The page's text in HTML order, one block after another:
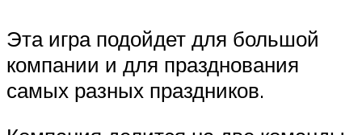
Эта игра подойдет для большой
компании и для празднования
самых разных праздников.